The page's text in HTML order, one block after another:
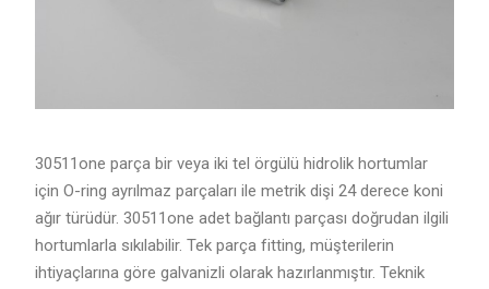
30511one parça bir veya iki tel örgülü hidrolik hortumlar
için O-ring ayrılmaz parçaları ile metrik dişi 24 derece koni
ağır türüdür. 30511one adet bağlantı parçası doğrudan ilgili
hortumlarla sıkılabilir. Tek parça fitting, müşterilerin
ihtiyaçlarına göre galvanizli olarak hazırlanmıştır. Teknik